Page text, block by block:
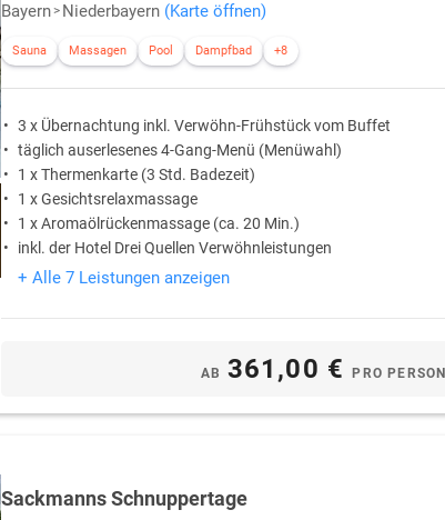
Bayern Niederbayern (Karte öffnen)
Sauna Massagen Pool Dampfbad +8
3 x Übernachtung inkl. Verwöhn-Frühstück vom Buffet
täglich auserlesenes 4-Gang-Menü (Menüwahl)
1 x Thermenkarte (3 Std. Badezeit)
1 x Gesichtsrelaxmassage
1 x Aromaölrückenmassage (ca. 20 Min.)
inkl. der Hotel Drei Quellen Verwöhnleistungen
+ Alle 7 Leistungen anzeigen
AB 361,00 €PRO PERSON
Sackmanns Schnuppertage